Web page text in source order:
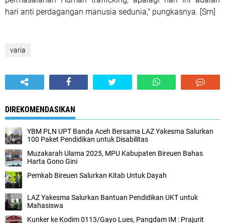
hari anti perdagangan manusia sedunia," pungkasnya. [Sm]
varia
DIREKOMENDASIKAN
YBM PLN UPT Banda Aceh Bersama LAZ Yakesma Salurkan
100 Paket Pendidikan untuk Disabilitas
Muzakarah Ulama 2025, MPU Kabupaten Bireuen Bahas
Harta Gono Gini
Pemkab Bireuen Salurkan Kitab Untuk Dayah
LAZ Yakesma Salurkan Bantuan Pendidikan UKT untuk
Mahasiswa
Kunker ke Kodim 0113/Gayo Lues, Pangdam IM : Prajurit